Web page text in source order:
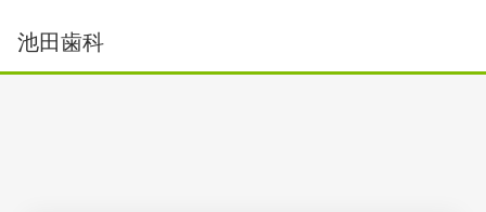
池田歯科